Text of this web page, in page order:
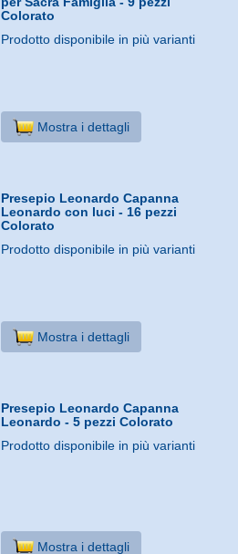
Colorato
Prodotto disponibile in più varianti
Mostra i dettagli
Presepio Leonardo Capanna
Leonardo con luci - 16 pezzi
Colorato
Prodotto disponibile in più varianti
Mostra i dettagli
Presepio Leonardo Capanna
Leonardo - 5 pezzi Colorato
Prodotto disponibile in più varianti
Mostra i dettagli